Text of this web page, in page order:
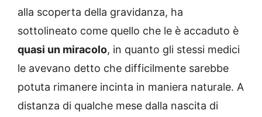
alla scoperta della gravidanza, ha
sottolineato come quello che le è accaduto è
quasi un miracolo, in quanto gli stessi medici
le avevano detto che difficilmente sarebbe
potuta rimanere incinta in maniera naturale. A
distanza di qualche mese dalla nascita di